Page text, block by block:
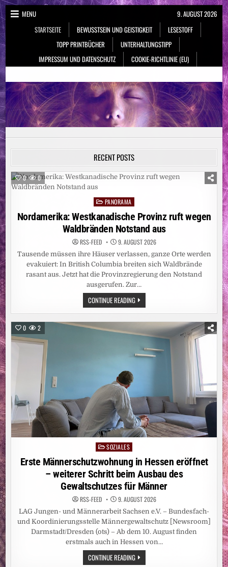
Skip
to
content
MENU
STARTSEITE
BEWUSSTSEIN UND GEISTIGKEIT
LESESTOFF
TOPP PRINTBÜCHER
UNTERHALTUNGSTIPP
IMPRESSUM UND DATENSCHUTZ
COOKIE-RICHTLINIE (EU)
9. AUGUST 2026
NeueSpiritualität.de
RECENT POSTS
0 0
PostedPANORAMA
Nordamerika: Westkanadische Provinz ruft wegen
Waldbränden Notstand aus
RSS-FEED 9. AUGUST 2026
Tausende müssen ihre Häuser verlassen, ganze Orte werden
evakuiert: In British Columbia breiten sich Waldbrände
rasant aus. Jetzt hat die Provinzregierung den Notstand
ausgerufen. Zur…
CONTINUE READINGNORDAMERIKA:
WESTKANADISCHE
PROVINZ
WEGEN
WALDBRÄNDEN
NOTSTAND
AUS
0 2
PostedSOZIALES
Erste Männerschutzwohnung in Hessen eröffnet
– weiterer Schritt beim Ausbau des
Gewaltschutzes für Männer
RSS-FEED 9. AUGUST 2026
LAG Jungen- und Männerarbeit Sachsen e.V. – Bundesfach-
und Koordinierungsstelle Männergewaltschutz [Newsroom]
Darmstadt/Dresden (ots) – Ab dem 10. August finden
erstmals auch in Hessen von…
CONTINUE READINGERSTE
MÄNNERSCHUTZWOHNUNG